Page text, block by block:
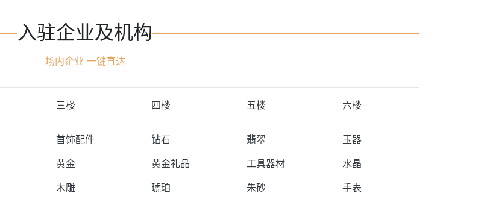
入驻企业及机构
场内企业 一键直达
三楼 四楼 五楼 六楼
首饰配件 钻石 翡翠
玉器
黄金 黄金礼品 工具器材
水晶
木雕 琥珀 朱砂
手表